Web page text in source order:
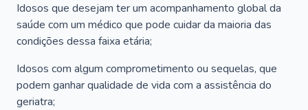
Idosos que desejam ter um acompanhamento global da
saúde com um médico que pode cuidar da maioria das
condições dessa faixa etária;
Idosos com algum comprometimento ou sequelas, que
podem ganhar qualidade de vida com a assistência do
geriatra;